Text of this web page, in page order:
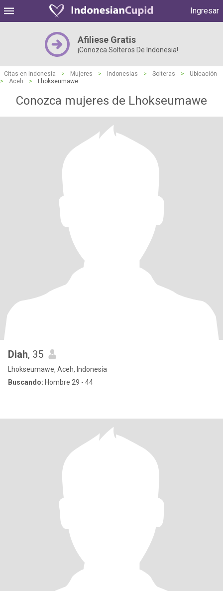
Ingresar
Afiliese Gratis
¡Conozca Solteros De Indonesia!
Citas en Indonesia > Mujeres > Indonesias > Solteras >
Ubicación
>
Aceh > Lhokseumawe
Conozca mujeres de Lhokseumawe
Diah, 35
Lhokseumawe, Aceh, Indonesia
Buscando: Hombre 29 - 44